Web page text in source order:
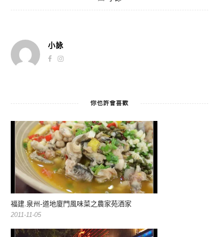
小詠
你也許會喜歡
福建.泉州-道地廈門風味菜之農家苑酒家
2011-11-05